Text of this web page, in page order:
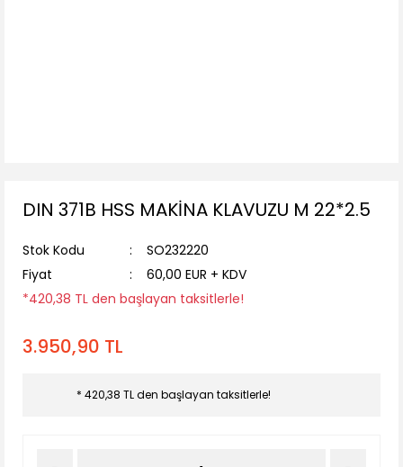
DIN 371B HSS MAKİNA KLAVUZU M 22*2.5
Stok Kodu
SO232220
Fiyat
60,00 EUR + KDV
*420,38 TL den başlayan taksitlerle!
3.950,90 TL
* 420,38 TL den başlayan taksitlerle!